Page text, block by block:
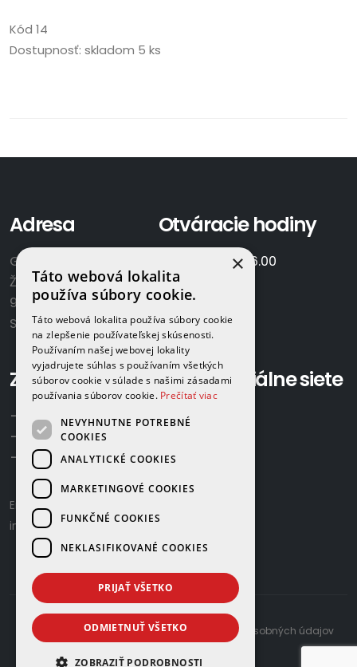
Kód 14
Dostupnosť: skladom 5 ks
Adresa
GAMAPLYN s.r.o.
Železničná 570/8
922 02 Krakovany
Slovensko
Otváracie hodiny
7.00 - 16.00
So:
Zavolajte nám:
+421 918 524 702
+421 907 958 768
+421 948 615 083
Email us:
info@gamaplyn.sk
Sociálne siete
developed by © 2026 |Zásady ochrany osobných údajov
×
Táto webová lokalita
používa súbory cookie.
Táto webová lokalita používa súbory cookie
na zlepšenie používateľskej skúsenosti.
Používaním našej webovej lokality
vyjadrujete súhlas s používaním všetkých
súborov cookie v súlade s našimi zásadami
používania súborov cookie. Prečítať viac
NEVYHNUTNE POTREBNÉ
COOKIES
ANALYTICKÉ COOKIES
MARKETINGOVÉ COOKIES
FUNKČNÉ COOKIES
NEKLASIFIKOVANÉ COOKIES
PRIJAŤ VŠETKO
ODMIETNUŤ VŠETKO
ZOBRAZIŤ PODROBNOSTI